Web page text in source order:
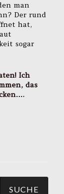
man
Der rund
hat,
sogar
Ich
das